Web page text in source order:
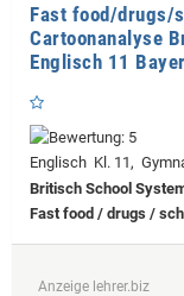
Fast food/drugs/
Cartoonanalyse
Englisch 11
Englisch Kl. 11,
Britisch School
Fast food / drugs /
Anzeige lehrer.biz